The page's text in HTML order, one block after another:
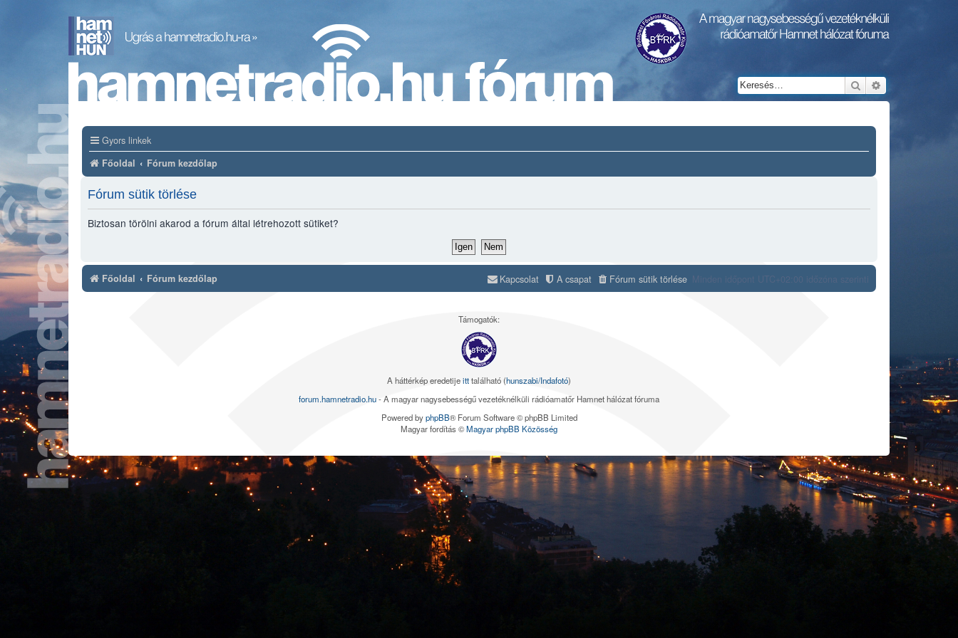
Keresés
Gyors linkek
Főoldal Fórum kezdőlap
Fórum sütik törlése
Biztosan törölni akarod a fórum által létrehozott sütiket?
Főoldal Fórum kezdőlap Minden időpont UTC+02:00 időzóna szerinti
Fórum sütik törlése
A csapat
Kapcsolat
Támogatók:
A háttérkép eredetijeitttalálható (hunszabi/Indafotó)
forum.hamnetradio.hu- A magyar nagysebességű vezetéknélküli rádióamatőr Hamnet hálózat fóruma
Powered byphpBB® Forum Software © phpBB Limited
Magyar fordítás ©Magyar phpBB Közösség